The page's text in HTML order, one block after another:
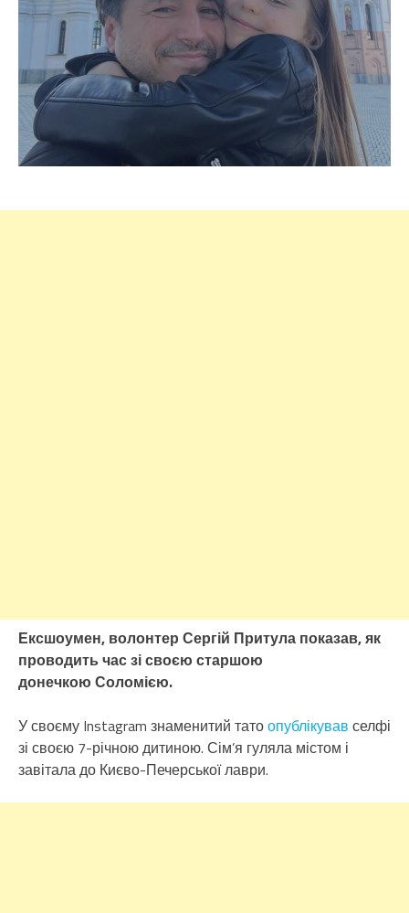
Ексшоумен, волонтер Сергій Притула показав, як
проводить час зі своєю старшою
донечкою Соломією.
У своєму Instagram знаменитий татоопублікував селфі
зі своєю 7-річною дитиною. Сім’я гуляла містом і
завітала до Києво-Печерської лаври.